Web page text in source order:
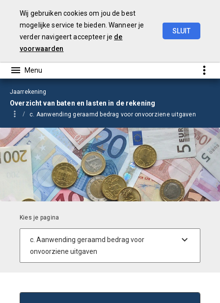
Wij gebruiken cookies om jou de best
mogelijke service te bieden. Wanneer je
verder navigeert accepteer je de
voorwaarden
SLUIT
Jaarrekening
Overzicht van baten en lasten in de rekening
c. Aanwending geraamd bedrag voor onvoorziene uitgaven